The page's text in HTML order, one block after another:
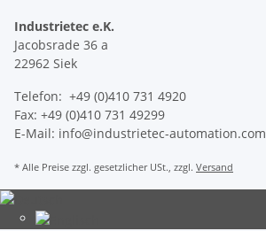
Industrietec e.K.
Jacobsrade 36 a
22962 Siek
Telefon: +49 (0)410 731 4920
Fax: +49 (0)410 731 49299
E-Mail: info@industrietec-automation.com
* Alle Preise zzgl. gesetzlicher USt., zzgl. Versand